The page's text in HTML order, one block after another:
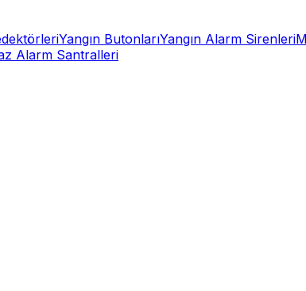
Yangın ButonlarıYangın Alarm Sirenleri
Alarm Santralleri